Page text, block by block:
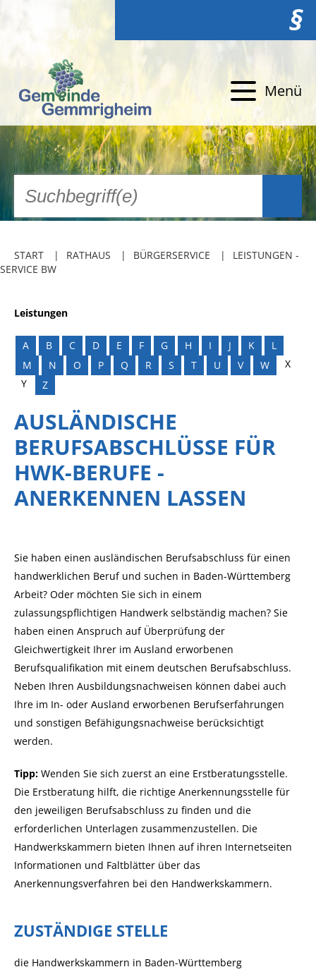
§
Menü
START RATHAUS BÜRGERSERVICE
LEISTUNGEN -
SERVICE BW
Leistungen
A B C D E F G H I J K
L
M
N O P Q R S T U V W
X
Y
Z
AUSLÄNDISCHE
BERUFSABSCHLÜSSE FÜR
HWK-BERUFE -
ANERKENNEN LASSEN
Sie haben einen ausländischen Berufsabschluss für einen
handwerklichen Beruf und suchen in Baden-Württemberg
Arbeit? Oder möchten Sie sich in einem
zulassungspflichtigen Handwerk selbständig machen? Sie
haben einen Anspruch auf Überprüfung der
Gleichwertigkeit Ihrer im Ausland erworbenen
Berufsqualifikation mit einem deutschen Berufsabschluss.
Neben Ihren Ausbildungsnachweisen können dabei auch
Ihre im In- oder Ausland erworbenen Berufserfahrungen
und sonstigen Befähigungsnachweise berücksichtigt
werden.
Tipp: Wenden Sie sich zuerst an eine Erstberatungsstelle.
Die Erstberatung hilft, die richtige Anerkennungsstelle für
den jeweiligen Berufsabschluss zu finden und die
erforderlichen Unterlagen zusammenzustellen. Die
Handwerkskammern bieten Ihnen auf ihren Internetseiten
Informationen und Faltblätter über das
Anerkennungsverfahren bei den Handwerkskammern.
ZUSTÄNDIGE STELLE
die Handwerkskammern in Baden-Württemberg